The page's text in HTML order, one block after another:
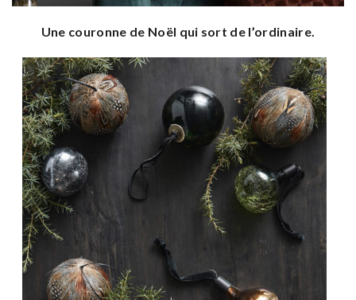
Une couronne de Noël qui sort de l’ordinaire.